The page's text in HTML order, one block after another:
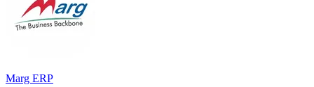
Marg ERP